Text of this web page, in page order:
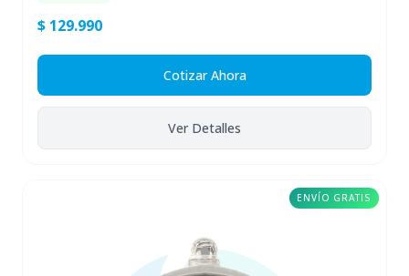
$ 129.990
Cotizar Ahora
Ver Detalles
ENVÍO GRATIS